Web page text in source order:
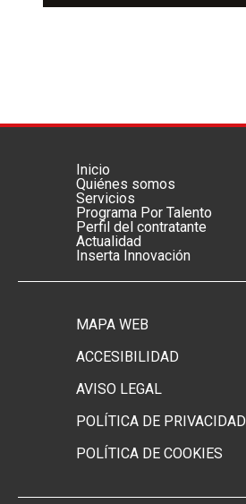
Menú footer principal
Inicio
Quiénes somos
Servicios
Programa Por Talento
Perfil del contratante
Actualidad
Inserta Innovación
Menú footer secundario
MAPA WEB
ACCESIBILIDAD
AVISO LEGAL
POLÍTICA DE PRIVACIDAD
POLÍTICA DE COOKIES